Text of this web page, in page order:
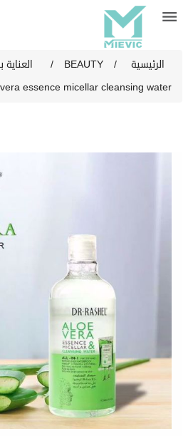
الرئيسية /
BEAUTY
/ العناية
essence micellar cleansing water